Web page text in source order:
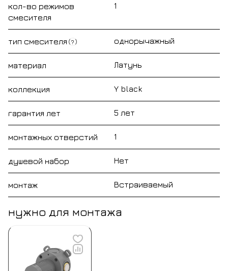
кол-во режимов
смесителя
1
тип смесителя ? однорычажный
материал Латунь
коллекция Y black
гарантия лет 5 лет
монтажных отверстий 1
душевой набор Нет
монтаж Встраиваемый
нужно для монтажа